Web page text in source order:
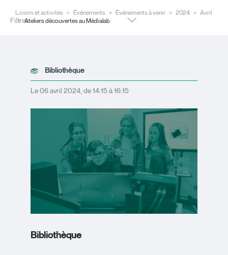
Loisirs et activités Événements Événements à venir 2024
Avril
Ateliers découvertes au Médialab
Filtres
Bibliothèque
Le 06 avril 2024, de 14:15 à 16:15
Bibliothèque